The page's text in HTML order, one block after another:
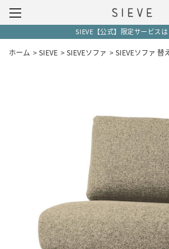
SIEVE【公式】限定サービス
ホーム >SIEVE >SIEVEソファ >SIEVEソファ 替